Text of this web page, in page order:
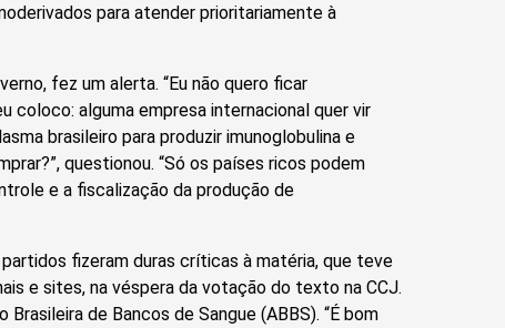
para atender prioritariamente à
fez um alerta. “Eu não quero ficar
coloco: alguma empresa internacional quer vir
brasileiro para produzir imunoglobulina e
questionou. “Só os países ricos podem
e a fiscalização da produção de
fizeram duras críticas à matéria, que teve
e sites, na véspera da votação do texto na CCJ.
de Bancos de Sangue (ABBS). “É bom